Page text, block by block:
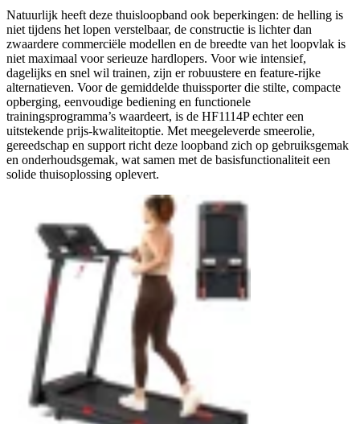
Natuurlijk heeft deze thuisloopband ook beperkingen: de helling is
niet tijdens het lopen verstelbaar, de constructie is lichter dan
zwaardere commerciële modellen en de breedte van het loopvlak is
niet maximaal voor serieuze hardlopers. Voor wie intensief,
dagelijks en snel wil trainen, zijn er robuustere en feature-rijke
alternatieven. Voor de gemiddelde thuissporter die stilte, compacte
opberging, eenvoudige bediening en functionele
trainingsprogramma’s waardeert, is de HF1114P echter een
uitstekende prijs-kwaliteitoptie. Met meegeleverde smeerolie,
gereedschap en support richt deze loopband zich op gebruiksgemak
en onderhoudsgemak, wat samen met de basisfunctionaliteit een
solide thuisoplossing oplevert.